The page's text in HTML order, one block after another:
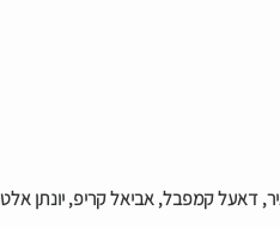
דאעל קמפבל, אביאל קריפ, יונתן